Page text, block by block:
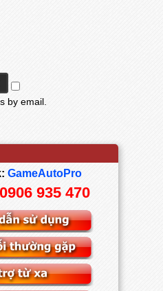
by email.
GameAutoPro
935 470